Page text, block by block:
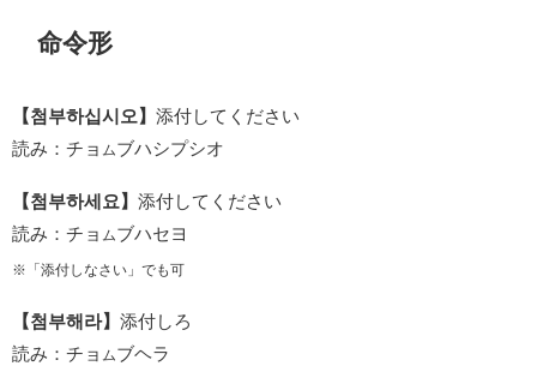
命令形
【첨부하십시오】 添付してください
読み：チョ ムブハシプシオ
【첨부하세요】 添付してください
読み：チョ ムブハセヨ
※「添付しなさい」でも可
【첨부해라】 添付しろ
読み：チョ ムブヘラ